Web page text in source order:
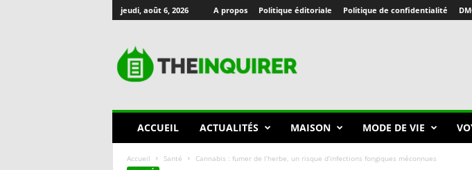
jeudi, août 6, 2026 A propos Politique éditoriale Politique de confidentialité
ACCUEIL ACTUALITÉS MAISON MODE DE VIE
Accueil Santé
Cannabis : fumer de l’herbe, un risque d’infections fongiques méconnues